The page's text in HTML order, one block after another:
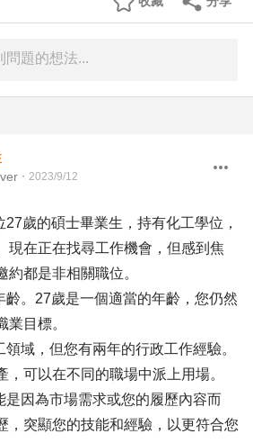
・ 2023/9/12
歲的碩士畢業生，持有化工學位，
現在正在找尋工作機會，但感到焦
約都是非相關職位。
齡。27歲是一個適當的年齡，您仍然
目標。
域，但您有兩年的行政工作經驗。
，可以在不同的職場中派上用場。
是因為市場需求或您的履歷內容而
，突顯您的技能和經驗，以更符合您